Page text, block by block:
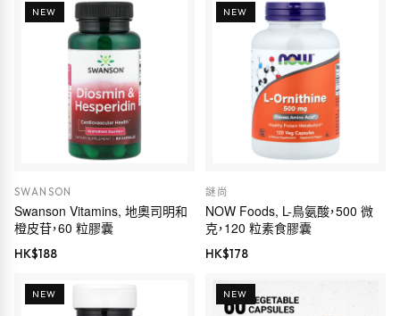
NEW
SWANSON
Swanson Vitamins, 地奧司明和
橙皮苷，60 粒膠囊
HK$188
NEW
謎尚
NOW Foods, L-鳥氨酸，500 微
克，120 粒素食膠囊
HK$178
NEW NEW